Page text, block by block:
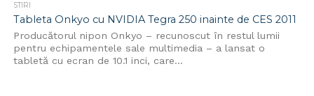
STIRI
Tableta Onkyo cu NVIDIA Tegra 250 inainte de CES 2011
Producătorul nipon Onkyo – recunoscut în restul lumii
pentru echipamentele sale multimedia – a lansat o
tabletă cu ecran de 10.1 inci, care...